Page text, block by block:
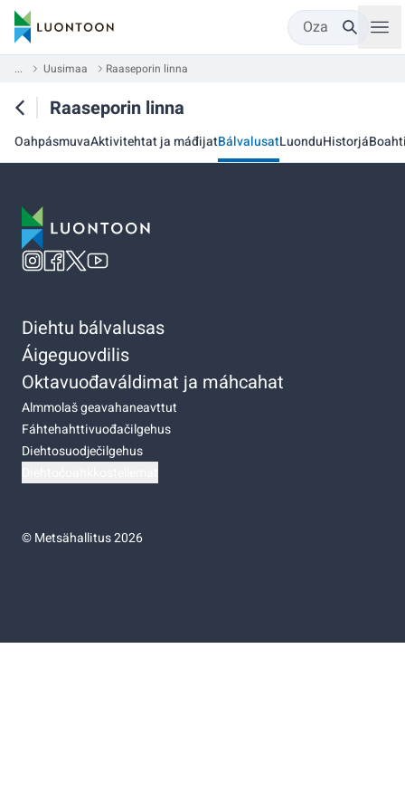
Oza
... Uusimaa Raaseporin linna
Raaseporin linna
OahpásmuvaAktivitehtat ja máđijatBálvalusatLuonduHistorjá
Diehtu bálvalusas
Áigeguovdilis
Oktavuođaváldimat ja máhcahat
Almmolaš geavahaneavttut
Fáhtehahttivuođačilgehus
Diehtosuodječilgehus
©Metsähallitus 2026